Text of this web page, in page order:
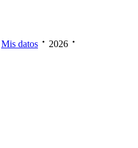
Mis datos 2026